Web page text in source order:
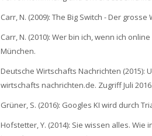
Carr, N. (2009): The Big Switch - Der
Carr, N. (2010): Wer bin ich, wenn ich
München.
Deutsche Wirtschafts Nachrichten (2015):
wirtschafts nachrichten.de. Zugriff Juli 2016.
Grüner, S. (2016): Googles KI wird durch
Hofstetter, Y. (2014): Sie wissen alles.